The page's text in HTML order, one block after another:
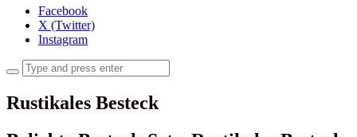
Facebook
X (Twitter)
Instagram
Rustikales Besteck